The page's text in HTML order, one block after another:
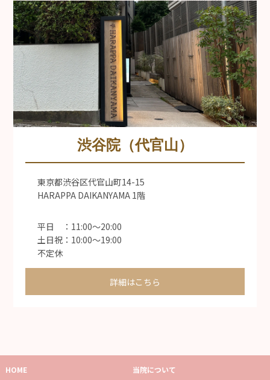
渋谷院（代官山）
東京都渋谷区代官山町14-15
HARAPPA DAIKANYAMA 1階
平日 ：11:00〜20:00
土日祝：10:00〜19:00
不定休
詳細はこちら
HOME
当院について